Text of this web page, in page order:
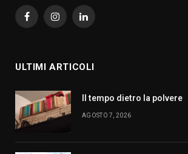
FacebookInstagramLinkedIn
ULTIMI ARTICOLI
Il tempo dietro la polvere
AGOSTO 7, 2026